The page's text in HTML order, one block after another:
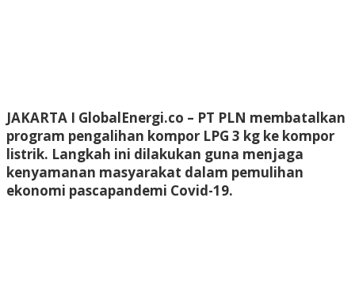
JAKARTA I GlobalEnergi.co – PT PLN membatalkan
program pengalihan kompor LPG 3 kg ke kompor
listrik. Langkah ini dilakukan guna menjaga
kenyamanan masyarakat dalam pemulihan
ekonomi pascapandemi Covid-19.